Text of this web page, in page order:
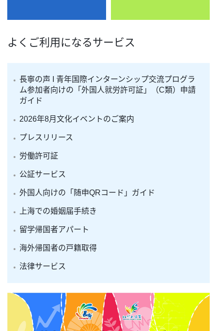
よくご利用になるサービス
長寧の声 I 青年国際インターンシップ交流プログラ
ム参加者向けの「外国人就労許可証」（C類）申請
ガイド
2026年8月文化イベントのご案内
プレスリリース
労働許可証
公証サービス
外国人向けの「随申QRコード」ガイド
上海での婚姻届手続き
留学帰国者アパート
海外帰国者の戸籍取得
法律サービス